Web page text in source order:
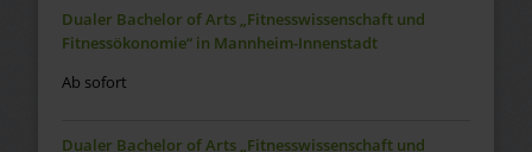
Dualer Bachelor of Arts „Fitnesswissenschaft und
Fitnessökonomie“ in Mannheim-Innenstadt
Ab sofort
Dualer Bachelor of Arts „Fitnesswissenschaft und